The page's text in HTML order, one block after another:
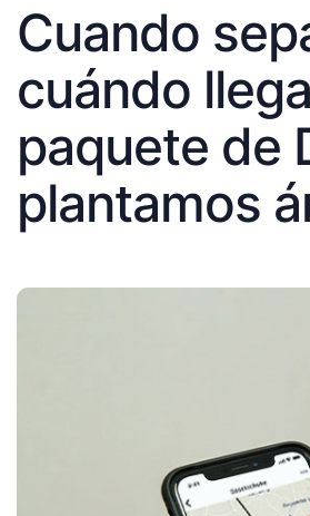
Cuando
cuándo
paquete de
plantamos